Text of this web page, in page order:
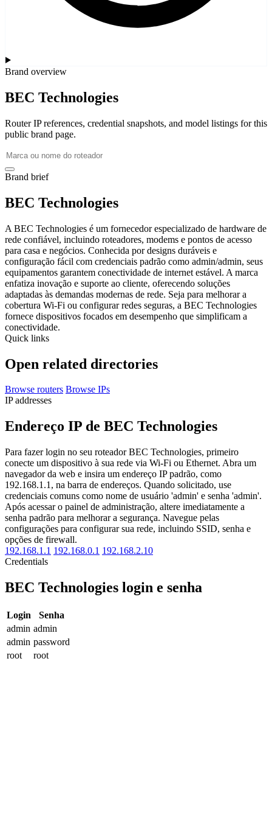
Brand overview
BEC Technologies
Router IP references, credential snapshots, and model listings for this
public brand page.
Brand brief
BEC Technologies
A BEC Technologies é um fornecedor especializado de hardware de
rede confiável, incluindo roteadores, modems e pontos de acesso
para casa e negócios. Conhecida por designs duráveis e
configuração fácil com credenciais padrão como admin/admin, seus
equipamentos garantem conectividade de internet estável. A marca
enfatiza inovação e suporte ao cliente, oferecendo soluções
adaptadas às demandas modernas de rede. Seja para melhorar a
cobertura Wi-Fi ou configurar redes seguras, a BEC Technologies
fornece dispositivos focados em desempenho que simplificam a
conectividade.
Quick links
Open related directories
Browse routers Browse IPs
IP addresses
Endereço IP de BEC Technologies
Para fazer login no seu roteador BEC Technologies, primeiro
conecte um dispositivo à sua rede via Wi-Fi ou Ethernet. Abra um
navegador da web e insira um endereço IP padrão, como
192.168.1.1, na barra de endereços. Quando solicitado, use
credenciais comuns como nome de usuário 'admin' e senha 'admin'.
Após acessar o painel de administração, altere imediatamente a
senha padrão para melhorar a segurança. Navegue pelas
configurações para configurar sua rede, incluindo SSID, senha e
opções de firewall.
192.168.1.1 192.168.0.1 192.168.2.10
Credentials
BEC Technologies login e senha
Login
Senha
admin admin
admin password
root
root